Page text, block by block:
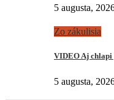
5 augusta,
Zo zákulisia
VIDEO Aj
5 augusta,